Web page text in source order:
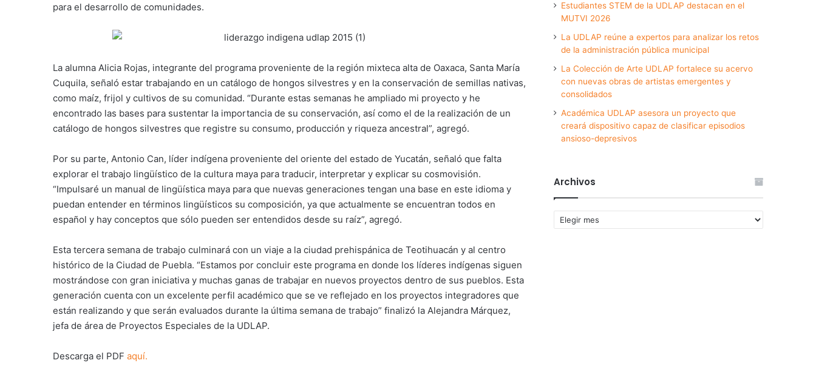
para el desarrollo de comunidades.
La alumna Alicia Rojas, integrante del programa proveniente de la región mixteca alta de Oaxaca, Santa María
Cuquila, señaló estar trabajando en un catálogo de hongos silvestres y en la conservación de semillas nativas,
como maíz, frijol y cultivos de su comunidad. “Durante estas semanas he ampliado mi proyecto y he
encontrado las bases para sustentar la importancia de su conservación, así como el de la realización de un
catálogo de hongos silvestres que registre su consumo, producción y riqueza ancestral”, agregó.
Por su parte, Antonio Can, líder indígena proveniente del oriente del estado de Yucatán, señaló que falta
explorar el trabajo lingüístico de la cultura maya para traducir, interpretar y explicar su cosmovisión.
“Impulsaré un manual de lingüística maya para que nuevas generaciones tengan una base en este idioma y
puedan entender en términos lingüísticos su composición, ya que actualmente se encuentran todos en
español y hay conceptos que sólo pueden ser entendidos desde su raíz”, agregó.
Esta tercera semana de trabajo culminará con un viaje a la ciudad prehispánica de Teotihuacán y al centro
histórico de la Ciudad de Puebla. “Estamos por concluir este programa en donde los líderes indígenas siguen
mostrándose con gran iniciativa y muchas ganas de trabajar en nuevos proyectos dentro de sus pueblos. Esta
generación cuenta con un excelente perfil académico que se ve reflejado en los proyectos integradores que
están realizando y que serán evaluados durante la última semana de trabajo” finalizó la Alejandra Márquez,
jefa de área de Proyectos Especiales de la UDLAP.
Descarga el PDF aquí.
Estudiantes STEM de la UDLAP destacan en el
MUTVI 2026
La UDLAP reúne a expertos para analizar los retos
de la administración pública municipal
La Colección de Arte UDLAP fortalece su acervo
con nuevas obras de artistas emergentes y
consolidados
Académica UDLAP asesora un proyecto que
creará dispositivo capaz de clasificar episodios
ansioso-depresivos
Archivos
Archivos